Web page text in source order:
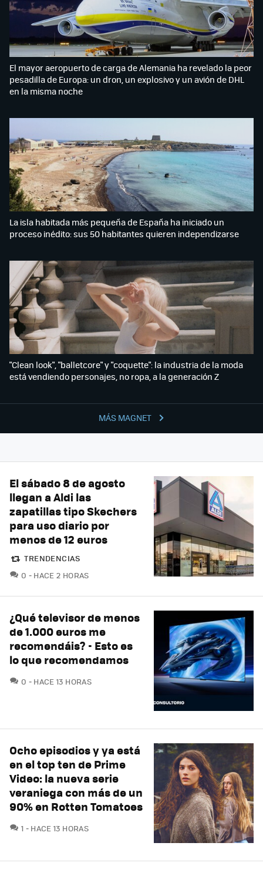
MÁS MAGNET
El mayor aeropuerto de carga de Alemania ha revelado la peor
pesadilla de Europa: un dron, un explosivo y un avión de DHL
en la misma noche
La isla habitada más pequeña de España ha iniciado un
proceso inédito: sus 50 habitantes quieren independizarse
"Clean look", "balletcore" y "coquette": la industria de la moda
está vendiendo personajes, no ropa, a la generación Z
El sábado 8 de agosto
llegan a Aldi las
zapatillas tipo Skechers
para uso diario por
menos de 12 euros
TRENDENCIAS
0 COMENTARIOS
HACE 2 HORAS
¿Qué televisor de menos
de 1.000 euros me
recomendáis? - Esto es
lo que recomendamos
0 COMENTARIOS
HACE 13 HORAS
Ocho episodios y ya está
en el top ten de Prime
Video: la nueva serie
veraniega con más de un
90% en Rotten Tomatoes
1 COMENTARIOS
HACE 13 HORAS